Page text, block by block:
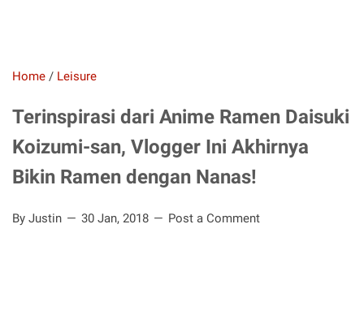
Home / Leisure
Terinspirasi dari Anime Ramen Daisuki
Koizumi-san, Vlogger Ini Akhirnya
Bikin Ramen dengan Nanas!
By Justin 30 Jan, 2018 Post a Comment